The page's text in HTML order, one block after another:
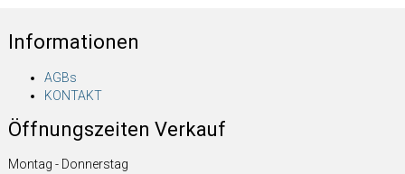
Informationen
AGBs
KONTAKT
Öffnungszeiten Verkauf
Montag - Donnerstag